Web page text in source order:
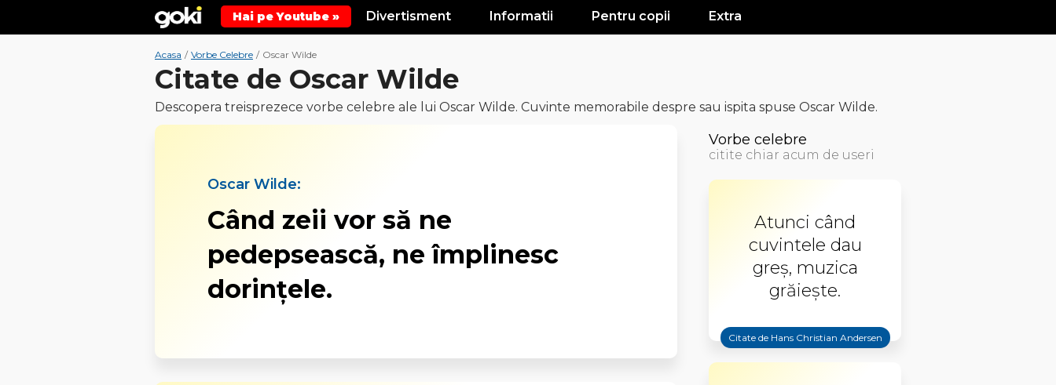
Hai pe Youtube » Divertisment Informatii Pentru copii Extra
Acasa / Vorbe Celebre / Oscar Wilde
Citate de Oscar Wilde
Descopera treisprezece vorbe celebre ale lui Oscar Wilde. Cuvinte memorabile despre sau ispita spuse Oscar Wilde.
Oscar Wilde:
Când zeii vor să ne
pedepsească, ne împlinesc
dorințele.
Vorbe celebre
citite chiar acum de useri
Atunci când
cuvintele dau
greş, muzica
grăieşte.
Citate de Hans Christian Andersen